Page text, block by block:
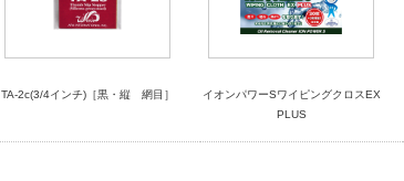
TA-2c(3/4インチ)［黒・縦 網目］
イオンパワーSワイピングクロスEX
PLUS